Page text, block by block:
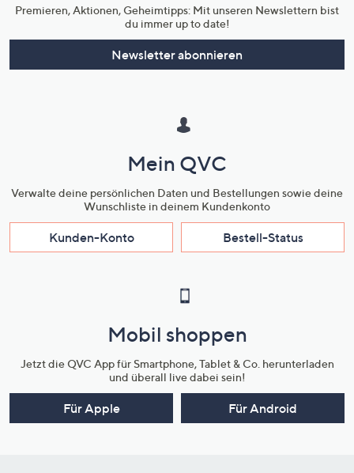
Premieren, Aktionen, Geheimtipps: Mit unseren Newslettern bist
du immer up to date!
Newsletter abonnieren
Mein QVC
Verwalte deine persönlichen Daten und Bestellungen sowie deine
Wunschliste in deinem Kundenkonto
Kunden-Konto Bestell-Status
Mobil shoppen
Jetzt die QVC App für Smartphone, Tablet & Co. herunterladen
und überall live dabei sein!
Für Apple Für Android